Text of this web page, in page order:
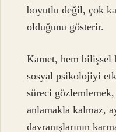
boyutlu değil, çok
olduğunu gösterir.
Kamet, hem bilişsel
sosyal psikolojiyi
süreci
anlamakla kalmaz,
davranışlarının